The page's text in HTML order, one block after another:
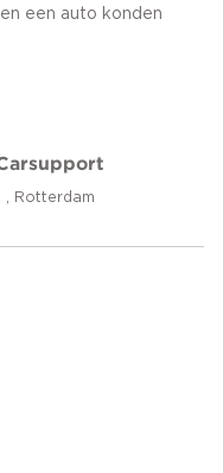
een auto konden
, Rotterdam